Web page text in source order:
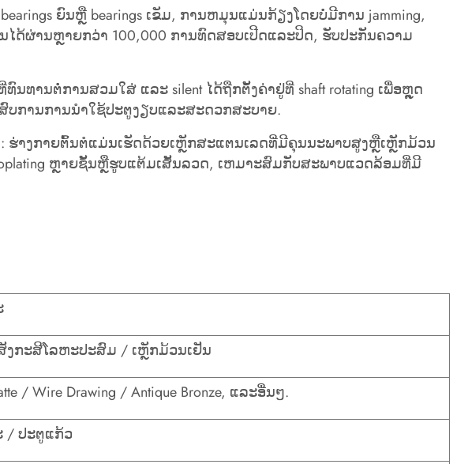
bearings ຍົນ​ຫຼື bearings ເຂັມ​, ການ​ຫມຸນ​ແມ່ນ​ກ້ຽງ​ໂດຍ​ບໍ່​ມີ​ການ jamming​,
ດ້ຜ່ານຫຼາຍກວ່າ 100,000 ການທົດສອບເປີດແລະປິດ, ຮັບປະກັນຄວາມ
ທານຕໍ່ການສວມໃສ່ ແລະ silent ໄດ້ຖືກຕັ້ງຄ່າຢູ່ທີ່ shaft rotating ເພື່ອຫຼຸດ
ບການການນໍາໃຊ້ປະຕູງຽບແລະສະດວກສະບາຍ.
າງກາຍຕົ້ນຕໍແມ່ນເຮັດດ້ວຍເຫຼັກສະແຕນເລດທີ່ມີຄຸນນະພາບສູງຫຼືເຫຼັກມ້ວນ
ຫຼາຍຊັ້ນຫຼືຮູບແຕ້ມເສັ້ນລວດ, ເຫມາະສົມກັບສະພາບແວດລ້ອມທີ່ມີ
ງກະສີໂລຫະປະສົມ / ເຫຼັກມ້ວນເຢັນ
/ Wire Drawing / Antique Bronze, ແລະອື່ນໆ.
/ ປະຕູແກ້ວ